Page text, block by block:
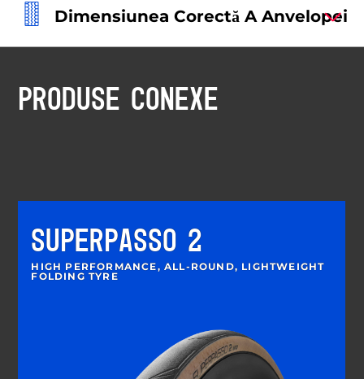
Dimensiunea Corectă A Anvelopei
PRODUSE CONEXE
SUPERPASSO 2
HIGH PERFORMANCE, ALL-ROUND, LIGHTWEIGHT
FOLDING TYRE